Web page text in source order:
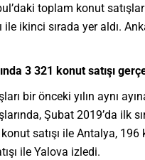
toplam konut
ikinci sırada yer aldı.
3 321 konut satışı
bir önceki yılın aynı
Şubat 2019’da ilk
satışı ile Antalya,
ile Yalova izledi.